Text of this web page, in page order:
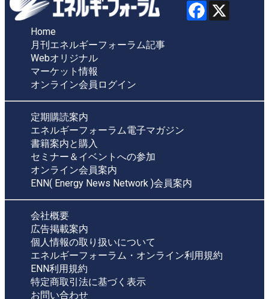
Home
月刊エネルギーフォーラム記事
Webオリジナル
マーケット情報
オンライン会員ログイン
定期購読案内
エネルギーフォーラム電子マガジン
書籍案内と購入
セミナー＆イベントへの参加
オンライン会員案内
ENN( Energy News Network )会員案内
会社概要
広告掲載案内
個人情報の取り扱いについて
エネルギーフォーラム・オンライン利用規約
ENN利用規約
特定商取引法に基づく表示
お問い合わせ